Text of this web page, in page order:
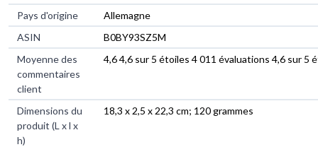
Pays d'origine
‎Allemagne
ASIN
B0BY93SZ5M
Moyenne des
commentaires
client
4,6 4,6 sur 5 étoiles 4 011 évaluations 4,6 sur 5
Dimensions du
produit (L x l x
h)
18,3 x 2,5 x 22,3 cm; 120 grammes